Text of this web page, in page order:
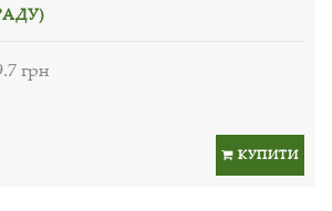
грн
КУПИТИ